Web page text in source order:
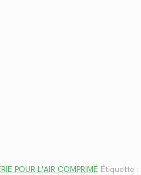
POUR L'AIR COMPRIMÉ Étiquette :